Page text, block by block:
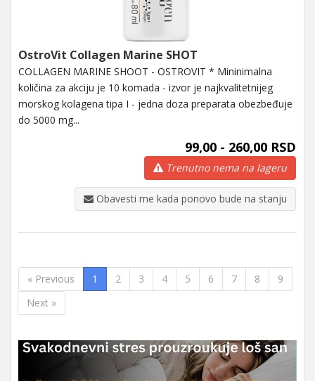
OstroVit Collagen Marine SHOT
COLLAGEN MARINE SHOOT - OSTROVIT * Mininimalna
količina za akciju je 10 komada - izvor je najkvalitetnijeg
morskog kolagena tipa I - jedna doza preparata obezbeđuje
do 5000 mg...
99,00 - 260,00 RSD
Trenutno nema na lageru
Obavesti me kada ponovo bude na stanju
« Previous 1 2 3 4 5 6 7 8
9
Next »